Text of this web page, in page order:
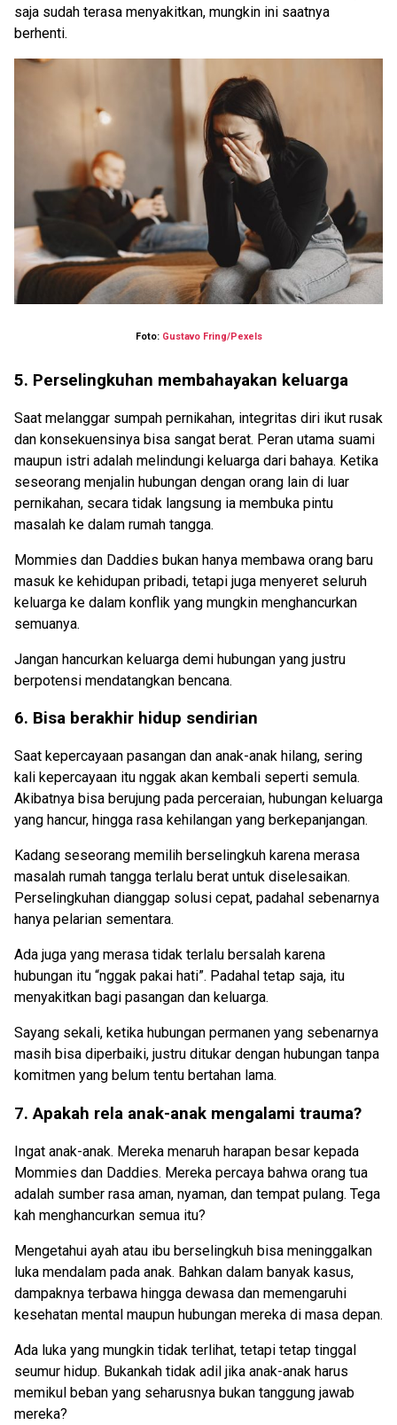
saja sudah terasa menyakitkan, mungkin ini saatnya
berhenti.
Foto: Gustavo Fring/Pexels
5. Perselingkuhan membahayakan keluarga
Saat melanggar sumpah pernikahan, integritas diri ikut rusak
dan konsekuensinya bisa sangat berat. Peran utama suami
maupun istri adalah melindungi keluarga dari bahaya. Ketika
seseorang menjalin hubungan dengan orang lain di luar
pernikahan, secara tidak langsung ia membuka pintu
masalah ke dalam rumah tangga.
Mommies dan Daddies bukan hanya membawa orang baru
masuk ke kehidupan pribadi, tetapi juga menyeret seluruh
keluarga ke dalam konflik yang mungkin menghancurkan
semuanya.
Jangan hancurkan keluarga demi hubungan yang justru
berpotensi mendatangkan bencana.
6. Bisa berakhir hidup sendirian
Saat kepercayaan pasangan dan anak-anak hilang, sering
kali kepercayaan itu nggak akan kembali seperti semula.
Akibatnya bisa berujung pada perceraian, hubungan keluarga
yang hancur, hingga rasa kehilangan yang berkepanjangan.
Kadang seseorang memilih berselingkuh karena merasa
masalah rumah tangga terlalu berat untuk diselesaikan.
Perselingkuhan dianggap solusi cepat, padahal sebenarnya
hanya pelarian sementara.
Ada juga yang merasa tidak terlalu bersalah karena
hubungan itu “nggak pakai hati”. Padahal tetap saja, itu
menyakitkan bagi pasangan dan keluarga.
Sayang sekali, ketika hubungan permanen yang sebenarnya
masih bisa diperbaiki, justru ditukar dengan hubungan tanpa
komitmen yang belum tentu bertahan lama.
7. Apakah rela anak-anak mengalami trauma?
Ingat anak-anak. Mereka menaruh harapan besar kepada
Mommies dan Daddies. Mereka percaya bahwa orang tua
adalah sumber rasa aman, nyaman, dan tempat pulang. Tega
kah menghancurkan semua itu?
Mengetahui ayah atau ibu berselingkuh bisa meninggalkan
luka mendalam pada anak. Bahkan dalam banyak kasus,
dampaknya terbawa hingga dewasa dan memengaruhi
kesehatan mental maupun hubungan mereka di masa depan.
Ada luka yang mungkin tidak terlihat, tetapi tetap tinggal
seumur hidup. Bukankah tidak adil jika anak-anak harus
memikul beban yang seharusnya bukan tanggung jawab
mereka?